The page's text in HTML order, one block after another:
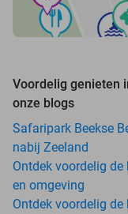
Voordelig genieten
onze blogs
Safaripark Beekse
nabij Zeeland
Ontdek voordelig
en omgeving
Ontdek voordelig